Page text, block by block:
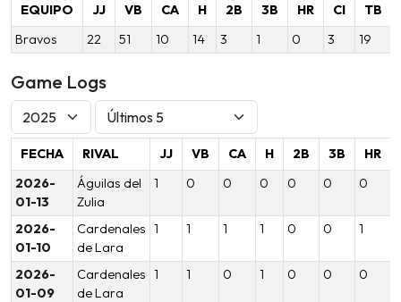
EQUIPO JJ VB CA H 2B 3B HR CI
TB
Bravos
22 51 10 14 3 1 0 3 19
Game Logs
FECHA RIVAL JJ VB CA H 2B 3B HR
2026-
01-13
Águilas del
Zulia
1 0 0 0 0 0 0
2026-
01-10
Cardenales
de Lara
1 1 1 1 0 0 1
2026-
01-09
Cardenales
de Lara
1 1 0 1 0 0 0